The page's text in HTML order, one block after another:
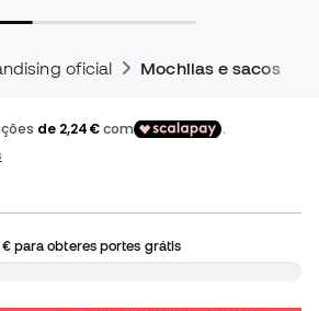
oficial Mochilas e sacos
€para obteres portes grátis